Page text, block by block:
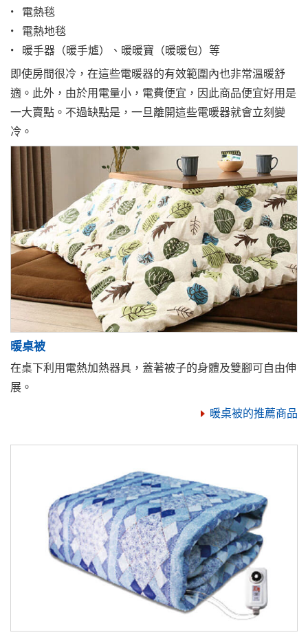
• 電熱毯
• 電熱地毯
• 暖手器（暖手爐）、暖暖寶（暖暖包）等
即使房間很冷，在這些電暖器的有效範圍內也非常溫暖舒
適。此外，由於用電量小，電費便宜，因此商品便宜好用是
一大賣點。不過缺點是，一旦離開這些電暖器就會立刻變
冷。
暖桌被
在桌下利用電熱加熱器具，蓋著被子的身體及雙腳可自由伸
展。
暖桌被的推薦商品